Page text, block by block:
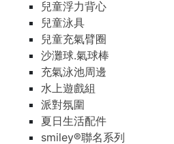
兒童浮力背心
兒童泳具
兒童充氣臂圈
沙灘球.氣球棒
充氣泳池周邊
水上遊戲組
派對氛圍
夏日生活配件
smiley®聯名系列